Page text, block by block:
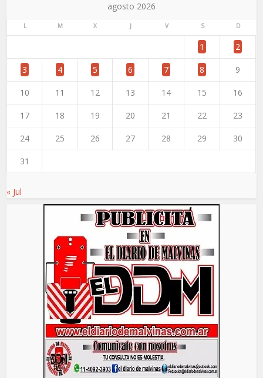
agosto 2026
L M X J V S D
1 2
3 4 5 6 7 8 9
10 11 12 13 14 15 16
17 18 19 20 21 22 23
24 25 26 27 28 29 30
31
« Jul